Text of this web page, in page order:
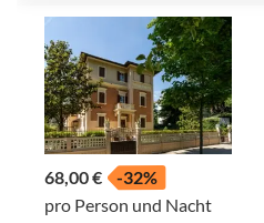
68,00 €
-32%
pro Person und Nacht